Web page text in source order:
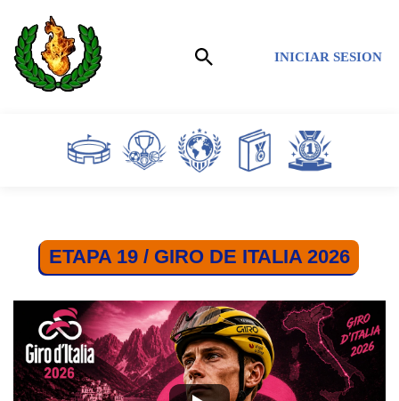
Saltar
al
contenido
INICIAR SESION
ETAPA 19 / GIRO DE ITALIA 2026